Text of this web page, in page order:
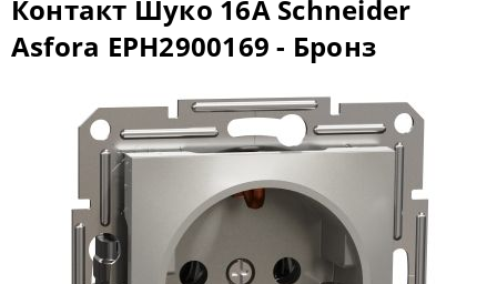
Контакт Шуко 16A Schneider
Asfora EPH2900169 - Бронз